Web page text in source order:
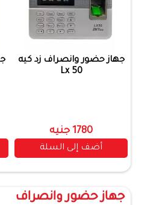
جهاز حضور وانصراف زد كيه
Lx 50
1780 جنيه
أضف إلى السلة
جهاز حضور وانصراف